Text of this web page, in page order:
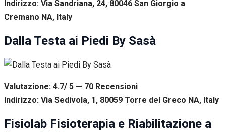
Indirizzo: Via Sandriana, 24, 80046 San Giorgio a
Cremano NA, Italy
Dalla Testa ai Piedi By Sasà
Valutazione: 4.7/ 5 — 70 Recensioni
Indirizzo: Via Sedivola, 1, 80059 Torre del Greco NA, Italy
Fisiolab Fisioterapia e Riabilitazione a